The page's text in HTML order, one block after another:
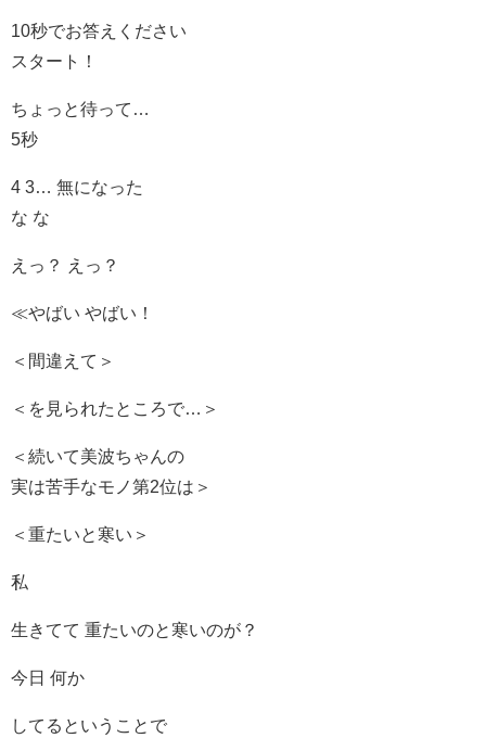
10秒でお答えください
スタート！
ちょっと待って…
5秒
4 3… 無になった
な な
えっ？ えっ？
≪やばい やばい！
＜間違えて＞
＜を見られたところで…＞
＜続いて美波ちゃんの
実は苦手なモノ第2位は＞
＜重たいと寒い＞
私
生きてて 重たいのと寒いのが？
今日 何か
してるということで